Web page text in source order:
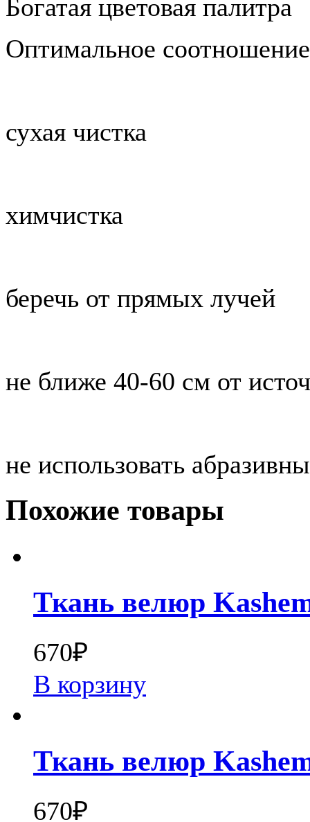
Богатая цветовая палитра
Оптимальное
сухая чистка
химчистка
беречь от прямых лучей
не ближе 40-60 см от
не использовать
Похожие товары
Ткань велюр
670₽
В корзину
Ткань велюр
670₽